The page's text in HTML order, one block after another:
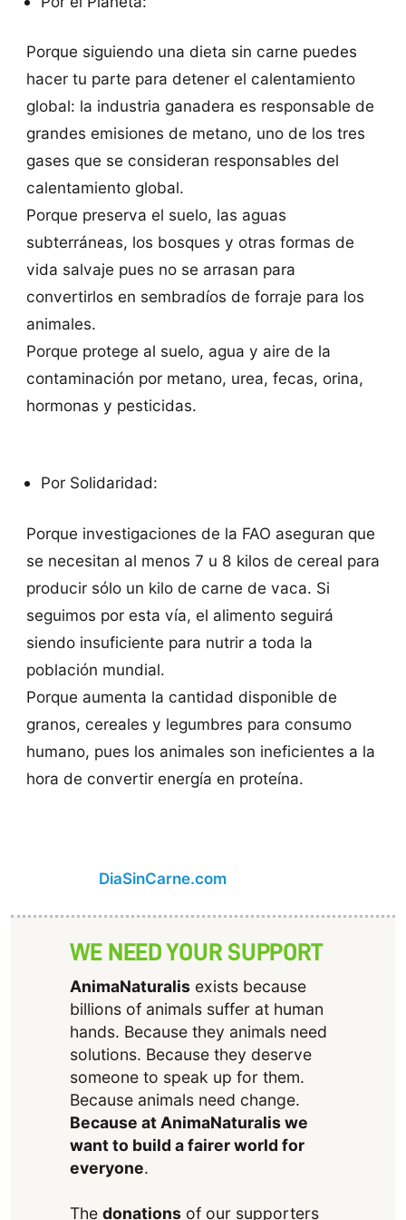
Porque siguiendo una dieta sin carne puedes
hacer tu parte para detener el calentamiento
global: la industria ganadera es responsable de
grandes emisiones de metano, uno de los tres
gases que se consideran responsables del
calentamiento global.
Porque preserva el suelo, las aguas
subterráneas, los bosques y otras formas de
vida salvaje pues no se arrasan para
convertirlos en sembradíos de forraje para los
animales.
Porque protege al suelo, agua y aire de la
contaminación por metano, urea, fecas, orina,
hormonas y pesticidas.
Por Solidaridad:
Porque investigaciones de la FAO aseguran que
se necesitan al menos 7 u 8 kilos de cereal para
producir sólo un kilo de carne de vaca. Si
seguimos por esta vía, el alimento seguirá
siendo insuficiente para nutrir a toda la
población mundial.
Porque aumenta la cantidad disponible de
granos, cereales y legumbres para consumo
humano, pues los animales son ineficientes a la
hora de convertir energía en proteína.
DiaSinCarne.com
WE NEED YOUR SUPPORT
AnimaNaturalisexists because
billions of animals suffer at human
hands. Because they animals need
solutions. Because they deserve
someone to speak up for them.
Because animals need change.
Because at AnimaNaturalis we
want to build a fairer world for
everyone.
The donationsof our supporters